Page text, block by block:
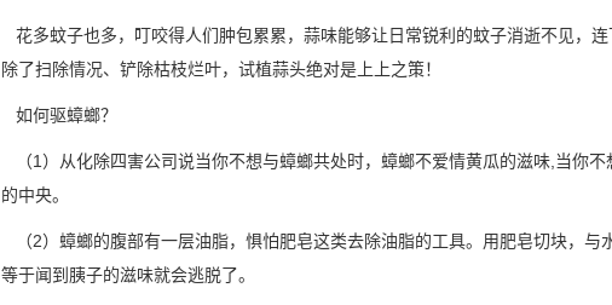
花多蚊子也多，叮咬得人们肿包累累，蒜味能够让日常锐利的蚊子消逝不见，
除了扫除情况、铲除枯枝烂叶，试植蒜头绝对是上上之策！
如何驱蟑螂？
（1）从化除四害公司说当你不想与蟑螂共处时，蟑螂不爱情黄瓜的滋味,当你
的中央。
（2）蟑螂的腹部有一层油脂，惧怕肥皂这类去除油脂的工具。用肥皂切块，与
等于闻到胰子的滋味就会逃脱了。